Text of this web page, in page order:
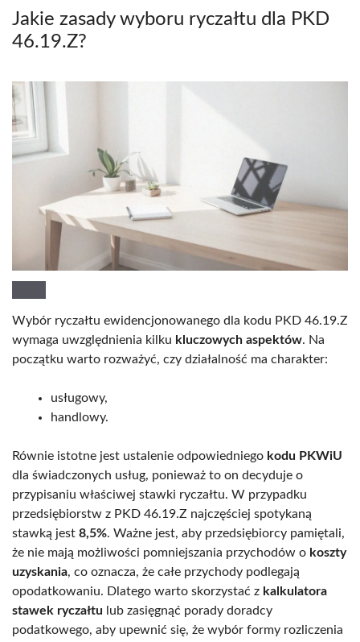
Jakie zasady wyboru ryczałtu dla PKD
46.19.Z?
Wybór ryczałtu ewidencjonowanego dla kodu PKD 46.19.Z
wymaga uwzględnienia kilku kluczowych aspektów. Na
początku warto rozważyć, czy działalność ma charakter:
usługowy,
handlowy.
Równie istotne jest ustalenie odpowiedniego kodu PKWiU
dla świadczonych usług, ponieważ to on decyduje o
przypisaniu właściwej stawki ryczałtu. W przypadku
przedsiębiorstw z PKD 46.19.Z najczęściej spotykaną
stawką jest 8,5%. Ważne jest, aby przedsiębiorcy pamiętali,
że nie mają możliwości pomniejszania przychodów o koszty
uzyskania, co oznacza, że całe przychody podlegają
opodatkowaniu. Dlatego warto skorzystać z kalkulatora
stawek ryczałtu lub zasięgnąć porady doradcy
podatkowego, aby upewnić się, że wybór formy rozliczenia